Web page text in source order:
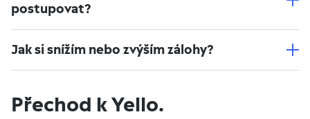
postupovat?
Jak si snížím nebo zvýším zálohy?
Přechod k Yello.